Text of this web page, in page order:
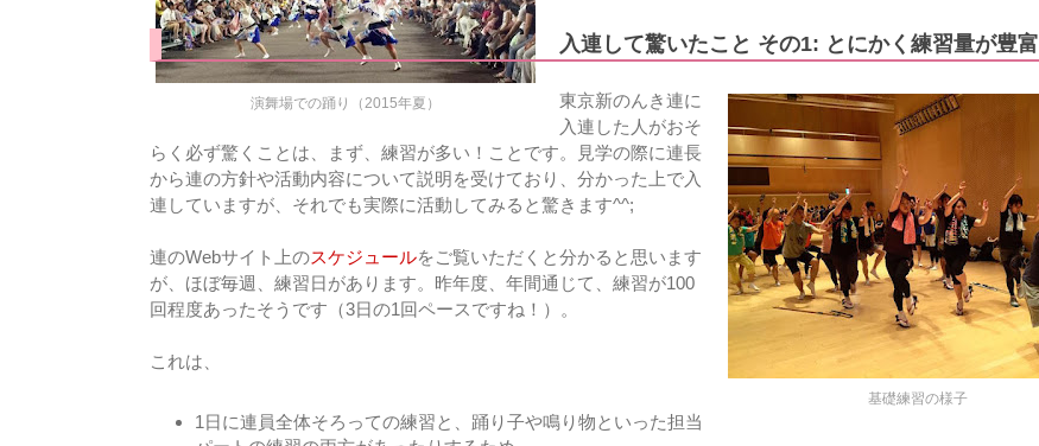
演舞場での踊り（2015年夏）
入連して驚いたこと その1: とにかく練習量が豊富
基礎練習の様子
東京新のんき連に
入連した人がおそ
らく必ず驚くことは、まず、練習が多い！ことです。見学の際に連長
から連の方針や活動内容について説明を受けており、分かった上で入
連していますが、それでも実際に活動してみると驚きます^^;
連のWebサイト上のスケジュールをご覧いただくと分かると思います
が、ほぼ毎週、練習日があります。昨年度、年間通じて、練習が100
回程度あったそうです（3日の1回ペースですね！）。
これは、
1日に連員全体そろっての練習と、踊り子や鳴り物といった担当